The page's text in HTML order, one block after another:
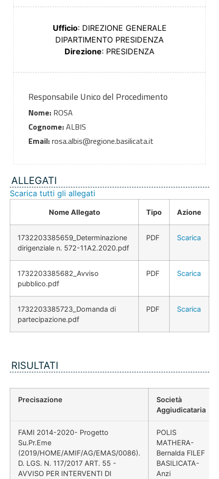
Ufficio: DIREZIONE GENERALE
DIPARTIMENTO PRESIDENZA
Direzione: PRESIDENZA
Responsabile Unico del Procedimento
Nome:ROSA
Cognome:ALBIS
Email:rosa.albis@regione.basilicata.it
ALLEGATI
Scarica tutti gli allegati
Nome Allegato Tipo Azione
1732203385659_Determinazione
dirigenziale n. 572-11A2.2020.pdf
PDF Scarica
1732203385682_Avviso
pubblico.pdf
PDF Scarica
1732203385723_Domanda di
partecipazione.pdf
PDF Scarica
RISULTATI
Precisazione
Società
Aggiudicataria
FAMI 2014-2020- Progetto
Su.Pr.Eme
(2019/HOME/AMIF/AG/EMAS/0086).
D. LGS. N. 117/2017 ART. 55 -
AVVISO PER INTERVENTI DI
POLIS
MATHERA-
Bernalda FILEF
BASILICATA-
Anzi